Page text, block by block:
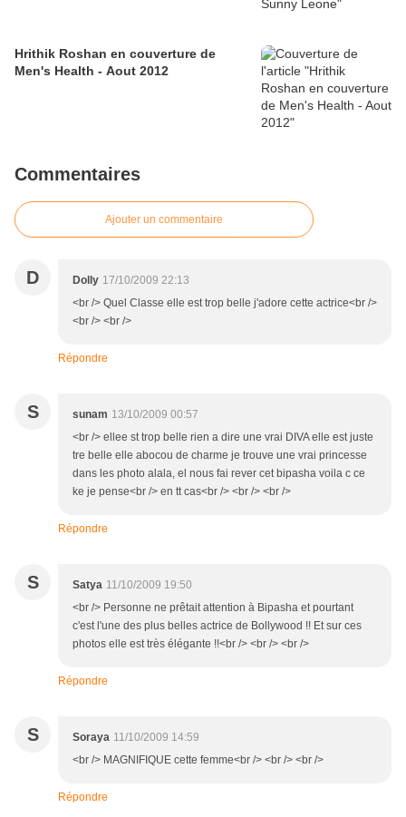
Hrithik Roshan en couverture de
Men's Health - Aout 2012
Commentaires
Ajouter un commentaire
D Dolly 17/10/2009 22:13
<br /> Quel Classe elle est trop belle j'adore cette actrice<br />
<br /> <br />
Répondre
S sunam 13/10/2009 00:57
<br /> ellee st trop belle rien a dire une vrai DIVA elle est juste
tre belle elle abocou de charme je trouve une vrai princesse
dans les photo alala, el nous fai rever cet bipasha voila c ce
ke je pense<br /> en tt cas<br /> <br /> <br />
Répondre
S Satya 11/10/2009 19:50
<br /> Personne ne prêtait attention à Bipasha et pourtant
c'est l'une des plus belles actrice de Bollywood !! Et sur ces
photos elle est très élégante !!<br /> <br /> <br />
Répondre
S Soraya 11/10/2009 14:59
<br /> MAGNIFIQUE cette femme<br /> <br /> <br />
Répondre